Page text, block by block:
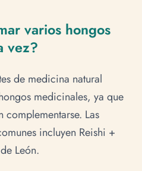
varios hongos
vez?
de medicina natural
medicinales, ya que
complementarse. Las
incluyen Reishi +
León.